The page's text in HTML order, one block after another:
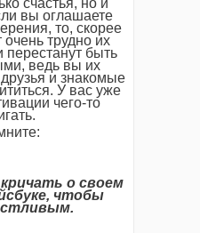
счастья, но и
вы оглашаете
то, скорее
очень трудно их
перестанут быть
ведь вы их
и знакомые
У вас уже
чего-то
о своем
чтобы